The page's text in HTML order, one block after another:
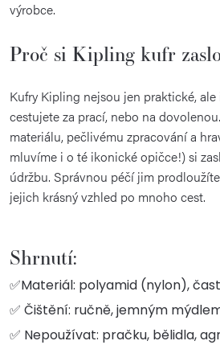
výrobce.
Proč si Kipling kufr
Kufry Kipling nejsou jen praktické,
cestujete za prací, nebo na
materiálu, pečlivému zpracování a
mluvíme i o té ikonické opičce!) si
údržbu. Správnou péčí jim
jejich krásný vzhled po mnoho cest.
Shrnutí:
✅Materiál: polyamid (nylon),
✅ Čištění: ručně, jemným
✅ Nepoužívat: pračku, bělidla,